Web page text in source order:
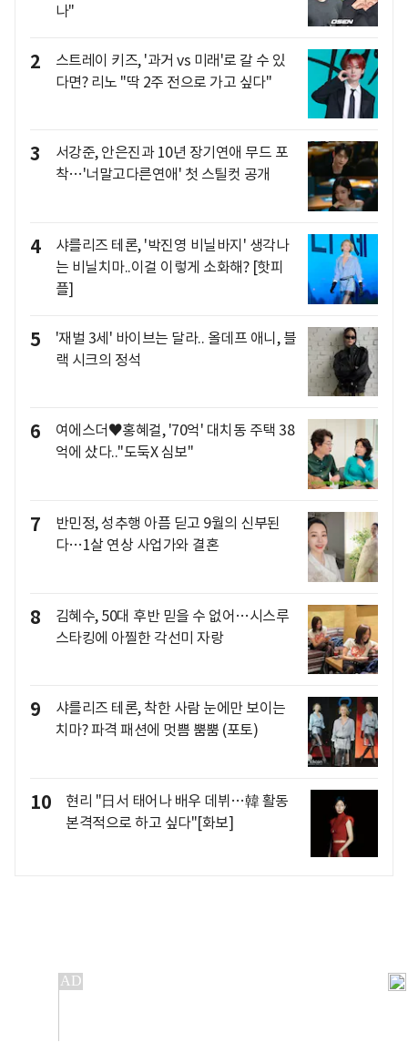
나"
2
스트레이 키즈, '과거 vs 미래'로 갈 수 있
다면? 리노 "딱 2주 전으로 가고 싶다"
3
서강준, 안은진과 10년 장기연애 무드 포
착…'너말고다른연애' 첫 스틸컷 공개
4
샤를리즈 테론, '박진영 비닐바지' 생각나
는 비닐치마..이걸 이렇게 소화해? [핫피
플]
5
'재벌 3세' 바이브는 달라.. 올데프 애니, 블
랙 시크의 정석
6
여에스더♥홍혜걸, '70억' 대치동 주택 38
억에 샀다.."도둑X 심보"
7
반민정, 성추행 아픔 딛고 9월의 신부된
다…1살 연상 사업가와 결혼
8
김혜수, 50대 후반 믿을 수 없어…시스루
스타킹에 아찔한 각선미 자랑
9
샤를리즈 테론, 착한 사람 눈에만 보이는
치마? 파격 패션에 멋쁨 뿜뿜 (포토)
10
현리 "日서 태어나 배우 데뷔…韓 활동
본격적으로 하고 싶다"[화보]